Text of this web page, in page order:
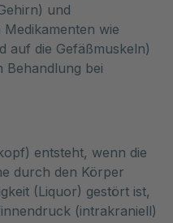
und
wie
auf die Gefäßmuskeln)
Behandlung bei
entsteht, wenn die
durch den Körper
(Liquor) gestört ist,
(intrakraniell)